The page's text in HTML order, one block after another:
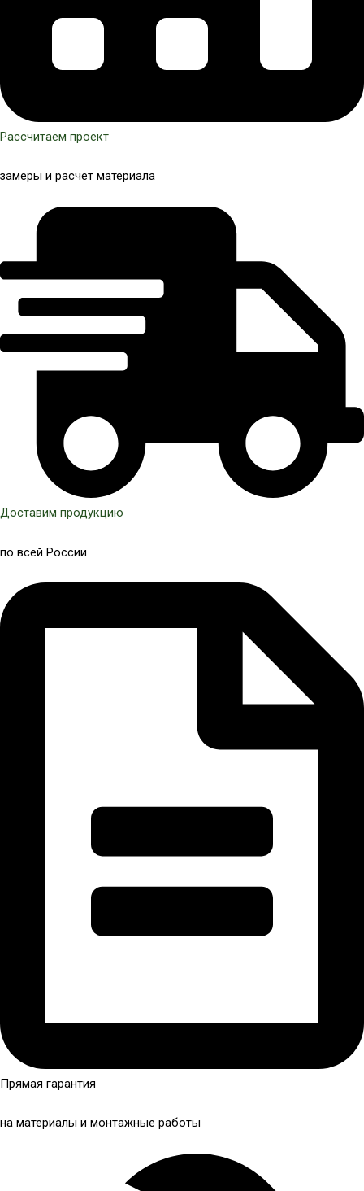
Рассчитаем проект
замеры и расчет материала
Доставим продукцию
по всей России
Прямая гарантия
на материалы и монтажные работы